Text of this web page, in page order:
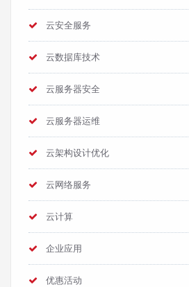
云安全服务
云数据库技术
云服务器安全
云服务器运维
云架构设计优化
云网络服务
云计算
企业应用
优惠活动